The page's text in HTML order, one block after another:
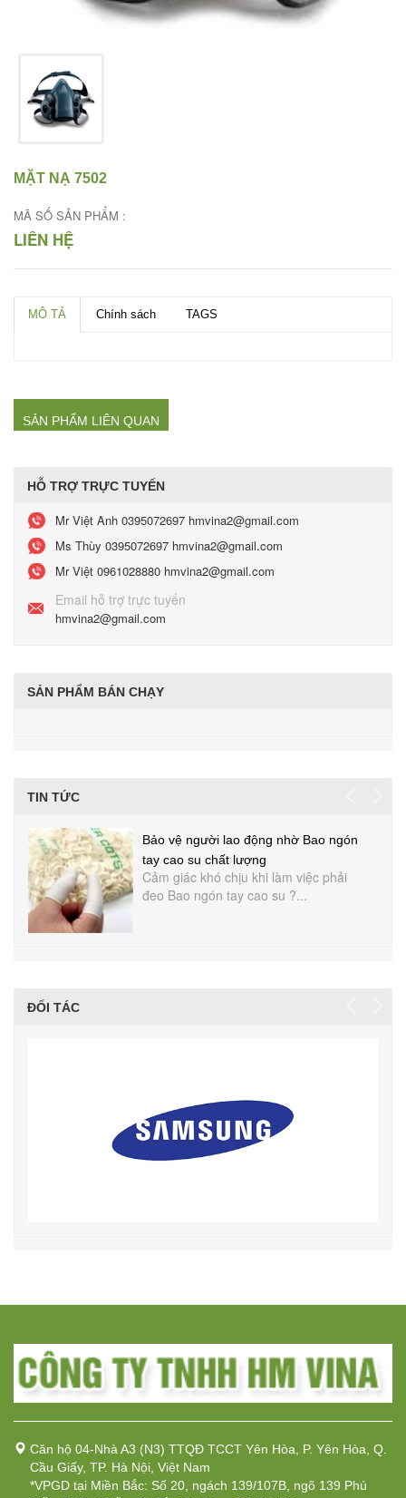
MẶT NẠ 7502
MÃ SỐ SẢN PHẨM :
LIÊN HỆ
MÔ TẢ Chính sách TAGS
SẢN PHẨM LIÊN QUAN
HỖ TRỢ TRỰC TUYẾN
Mr Việt Anh 0395072697 hmvina2@gmail.com
Ms Thùy 0395072697 hmvina2@gmail.com
Mr Việt 0961028880 hmvina2@gmail.com
Email hỗ trợ trực tuyến
hmvina2@gmail.com
SẢN PHẨM BÁN CHẠY
TIN TỨC
Bảo vệ người lao động nhờ Bao ngón
tay cao su chất lượng
Cảm giác khó chịu khi làm việc phải
đeo Bao ngón tay cao su ?...
ĐỐI TÁC
Căn hộ 04-Nhà A3 (N3) TTQĐ TCCT Yên Hòa, P. Yên Hòa, Q.
Cầu Giấy, TP. Hà Nội, Việt Nam
*VPGD tại Miền Bắc: Số 20, ngách 139/107B, ngõ 139 Phú